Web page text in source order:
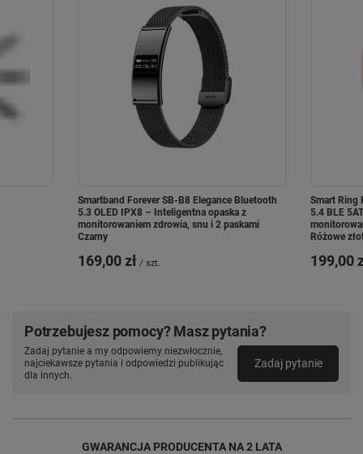
Smartband Forever SB-B8 Elegance Bluetooth
5.3 OLED IPX8 – Inteligentna opaska z
monitorowaniem zdrowia, snu i 2 paskami
Czarny
169,00 zł / szt.
Smart Ring
5.4 BLE
Różowe
199,00
Potrzebujesz pomocy? Masz pytania?
Zadaj pytanie a my odpowiemy niezwłocznie,
najciekawsze pytania i odpowiedzi publikując
dla innych.
Zadaj pytanie
GWARANCJA PRODUCENTA NA 2 LATA